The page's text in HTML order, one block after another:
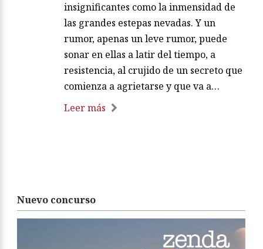
insignificantes como la inmensidad de
las grandes estepas nevadas. Y un
rumor, apenas un leve rumor, puede
sonar en ellas a latir del tiempo, a
resistencia, al crujido de un secreto que
comienza a agrietarse y que va a…
Leer más
Nuevo concurso